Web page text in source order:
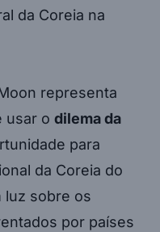
da Coreia na
representa
usar o dilema da
para
da Coreia do
luz sobre os
por países